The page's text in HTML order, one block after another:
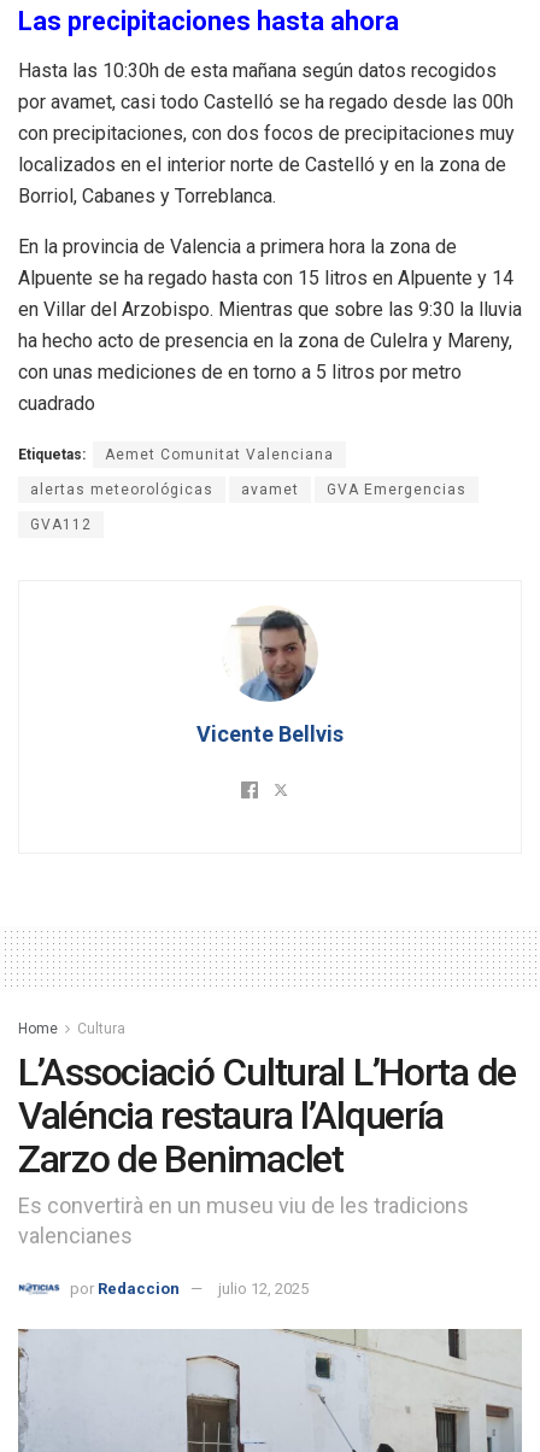
Las precipitaciones hasta ahora
Hasta las 10:30h de esta mañana según datos recogidos
por avamet, casi todo Castelló se ha regado desde las 00h
con precipitaciones, con dos focos de precipitaciones muy
localizados en el interior norte de Castelló y en la zona de
Borriol, Cabanes y Torreblanca.
En la provincia de Valencia a primera hora la zona de
Alpuente se ha regado hasta con 15 litros en Alpuente y 14
en Villar del Arzobispo. Mientras que sobre las 9:30 la lluvia
ha hecho acto de presencia en la zona de Culelra y Mareny,
con unas mediciones de en torno a 5 litros por metro
cuadrado
Etiquetas: Aemet Comunitat Valenciana
alertas meteorológicas avamet GVA Emergencias
GVA112
Vicente Bellvis
Home Cultura
L’Associació Cultural L’Horta de
Valéncia restaura l’Alquería
Zarzo de Benimaclet
Es convertirà en un museu viu de les tradicions
valencianes
por Redaccion julio 12, 2025